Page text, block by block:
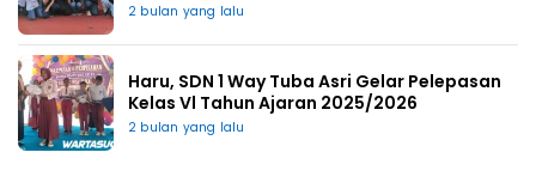
2 bulan yang lalu
Haru, SDN 1 Way Tuba Asri Gelar Pelepasan
Kelas Vl Tahun Ajaran 2025/2026
2 bulan yang lalu